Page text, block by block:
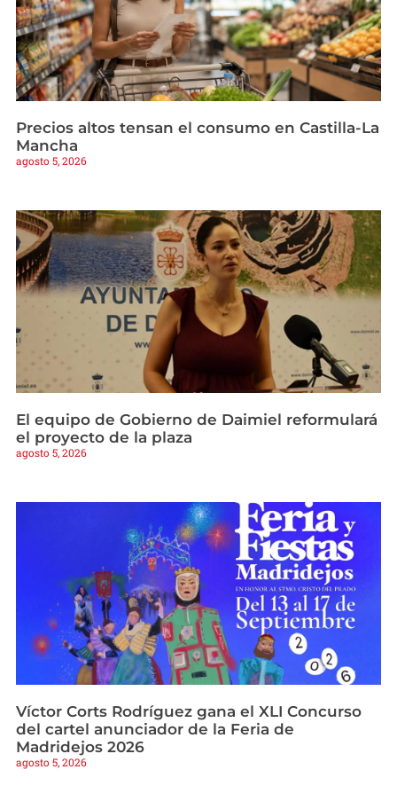
Precios altos tensan el consumo en Castilla-La
Mancha
agosto 5, 2026
El equipo de Gobierno de Daimiel reformulará
el proyecto de la plaza
agosto 5, 2026
Víctor Corts Rodríguez gana el XLI Concurso
del cartel anunciador de la Feria de
Madridejos 2026
agosto 5, 2026